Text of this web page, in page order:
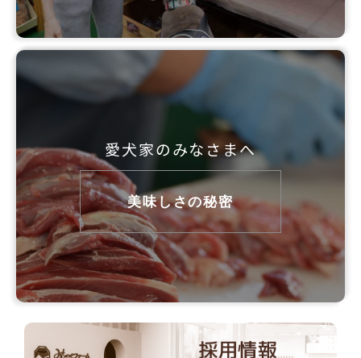
愛犬家のみなさまへ
美味しさの秘密